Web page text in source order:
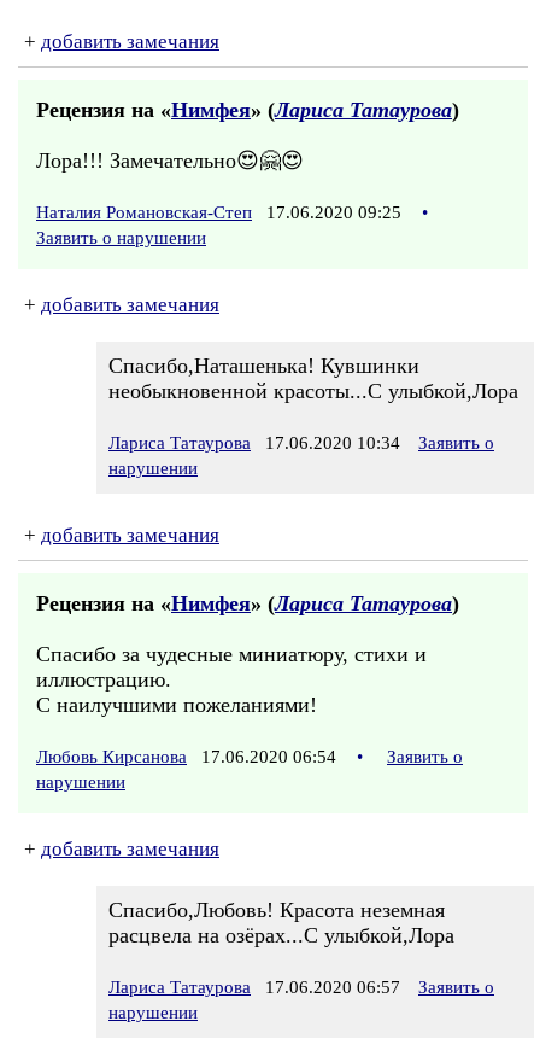
+ добавить замечания
Рецензия на «Нимфея» (Лариса Татаурова)
Лора!!! Замечательно😍🤗😍
Наталия Романовская-Степ 17.06.2020 09:25
•
Заявить о нарушении
+ добавить замечания
Спасибо,Наташенька! Кувшинки
необыкновенной красоты...С улыбкой,Лора
Лариса Татаурова 17.06.2020 10:34
Заявить о
нарушении
+ добавить замечания
Рецензия на «Нимфея» (Лариса Татаурова)
Спасибо за чудесные миниатюру, стихи и
иллюстрацию.
С наилучшими пожеланиями!
Любовь Кирсанова 17.06.2020 06:54 •
Заявить о
нарушении
+ добавить замечания
Спасибо,Любовь! Красота неземная
расцвела на озёрах...С улыбкой,Лора
Лариса Татаурова 17.06.2020 06:57
Заявить о
нарушении